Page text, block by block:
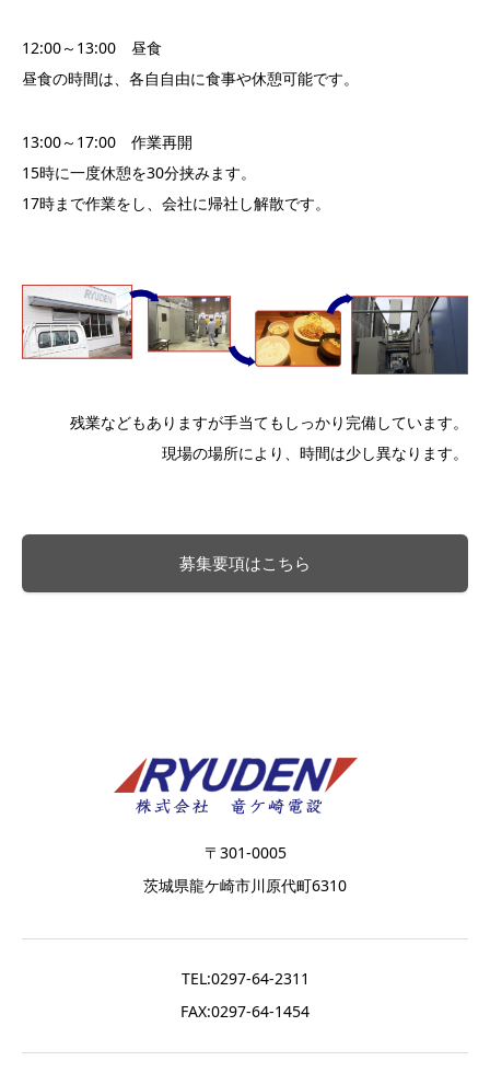
12:00～13:00 昼食
昼食の時間は、各自自由に食事や休憩可能です。
13:00～17:00 作業再開
15時に一度休憩を30分挟みます。
17時まで作業をし、会社に帰社し解散です。
残業などもありますが手当てもしっかり完備しています。
現場の場所により、時間は少し異なります。
募集要項はこちら
〒301-0005
茨城県龍ケ崎市川原代町6310
TEL:0297-64-2311
FAX:0297-64-1454